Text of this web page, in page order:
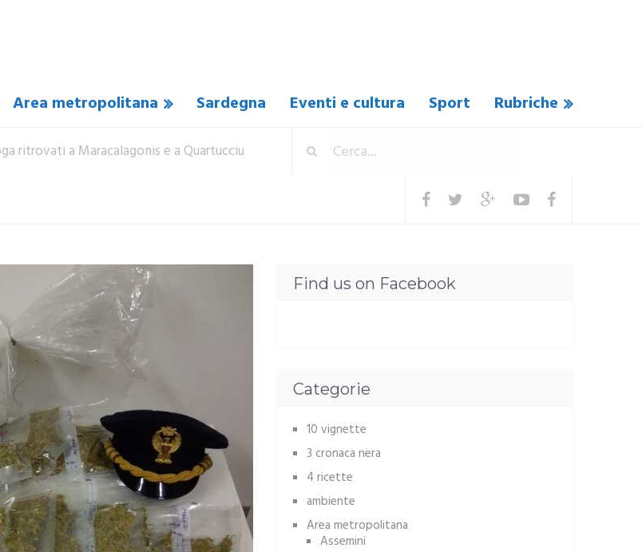
Area metropolitana Sardegna Eventi e cultura Sport Rubriche
ritrovati a Maracalagonis e a Quartucciu
Find us on Facebook
Categorie
10 vignette
3 cronaca nera
4 ricette
ambiente
Area metropolitana
Assemini